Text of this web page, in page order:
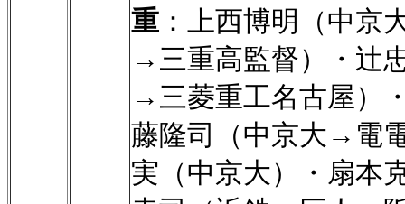
重 ：上西博明（中京
→三重高監督）・辻
→三菱重工名古屋）
藤隆司（中京大→電
実（中京大）・扇本